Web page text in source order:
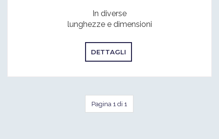
In diverse
lunghezze e dimensioni
DETTAGLI
Pagina 1 di 1